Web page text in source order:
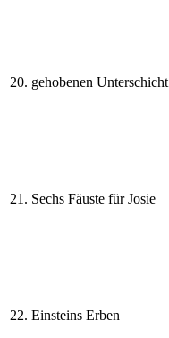
20. gehobenen Unterschicht
21. Sechs Fäuste für Josie
22. Einsteins Erben